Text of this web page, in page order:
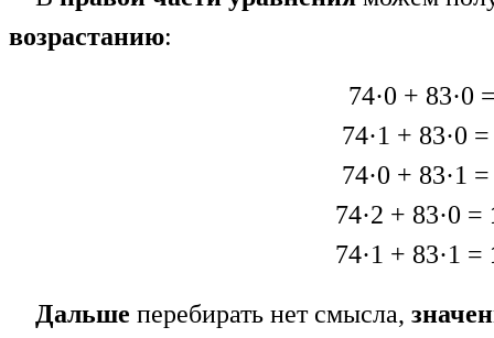
возрастанию:
74·0 + 83·0
74·1 + 83·0
74·0 + 83·1 =
74·2 + 83·0 =
74·1 + 83·1 =
Дальше перебирать нет смысла,